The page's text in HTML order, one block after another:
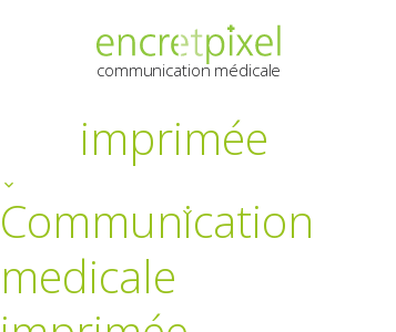
communication médicale
Communication
medicale
imprimée
Communication
medicale